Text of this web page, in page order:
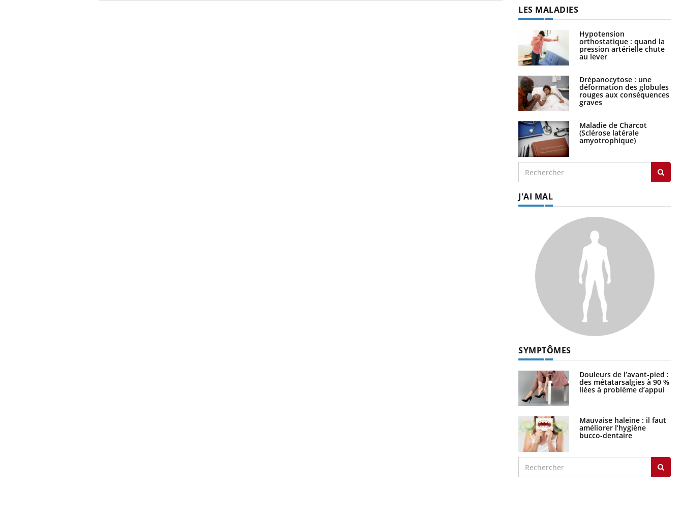
LES MALADIES
Hypotension
orthostatique : quand la
pression artérielle chute
au lever
Drépanocytose : une
déformation des globules
rouges aux conséquences
graves
Maladie de Charcot
(Sclérose latérale
amyotrophique)
J'AI MAL
SYMPTÔMES
Douleurs de l’avant-pied :
des métatarsalgies à 90 %
liées à problème d’appui
Mauvaise haleine : il faut
améliorer l’hygiène
bucco-dentaire